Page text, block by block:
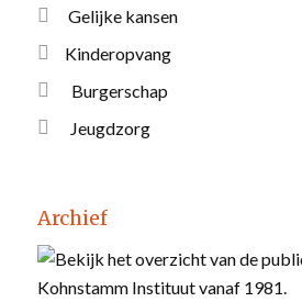
Gelijke kansen
Kinderopvang
Burgerschap
Jeugdzorg
Archief